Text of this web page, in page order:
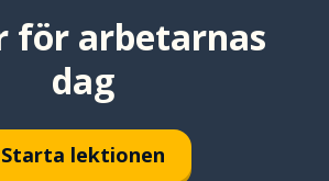
för arbetarnas
dag
Starta lektionen